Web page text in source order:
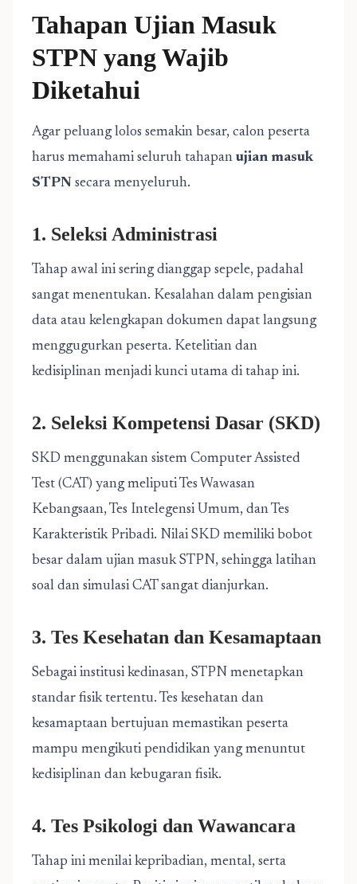
Tahapan Ujian Masuk
STPN yang Wajib
Diketahui
Agar peluang lolos semakin besar, calon peserta
harus memahami seluruh tahapan ujian masuk
STPN secara menyeluruh.
1. Seleksi Administrasi
Tahap awal ini sering dianggap sepele, padahal
sangat menentukan. Kesalahan dalam pengisian
data atau kelengkapan dokumen dapat langsung
menggugurkan peserta. Ketelitian dan
kedisiplinan menjadi kunci utama di tahap ini.
2. Seleksi Kompetensi Dasar (SKD)
SKD menggunakan sistem Computer Assisted
Test (CAT) yang meliputi Tes Wawasan
Kebangsaan, Tes Intelegensi Umum, dan Tes
Karakteristik Pribadi. Nilai SKD memiliki bobot
besar dalam ujian masuk STPN, sehingga latihan
soal dan simulasi CAT sangat dianjurkan.
3. Tes Kesehatan dan Kesamaptaan
Sebagai institusi kedinasan, STPN menetapkan
standar fisik tertentu. Tes kesehatan dan
kesamaptaan bertujuan memastikan peserta
mampu mengikuti pendidikan yang menuntut
kedisiplinan dan kebugaran fisik.
4. Tes Psikologi dan Wawancara
Tahap ini menilai kepribadian, mental, serta